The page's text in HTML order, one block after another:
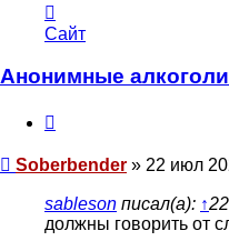
информация
пользователя
Soberbender
Сайт
Анонимные
Сообщение
Soberbender » 22 июл
sableson писал(а): ↑
должны говорить от